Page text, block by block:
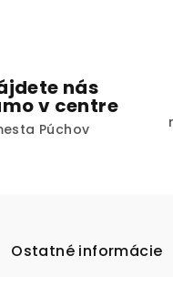
nás
v centre
Púchov
Ostatné informácie